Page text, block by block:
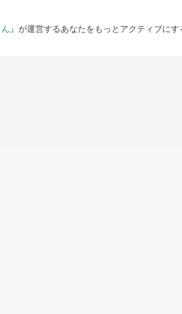
』が運営するあなたをもっとアクティブにす